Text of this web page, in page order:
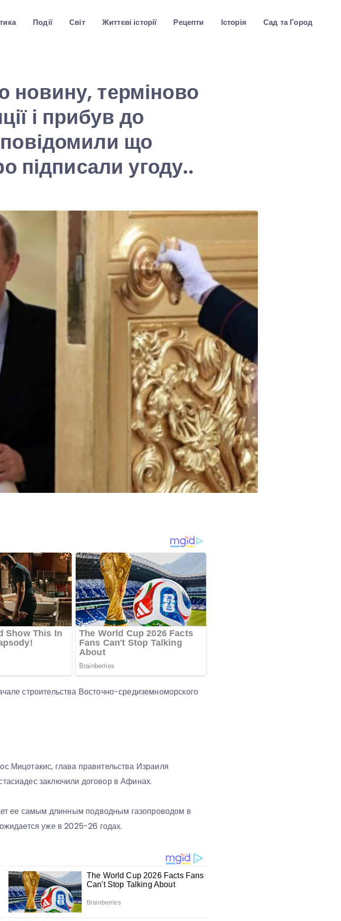
Події Світ Життєві історії Рецепти Історія Сад та Город
новину, терміново
і прибув до
що
підписали угоду..
строительства Восточно-средиземноморского
Мицотакис, глава правительства Израиля
заключили договор в Афинах.
ее самым длинным подводным газопроводом в
уже в 2025-26 годах.